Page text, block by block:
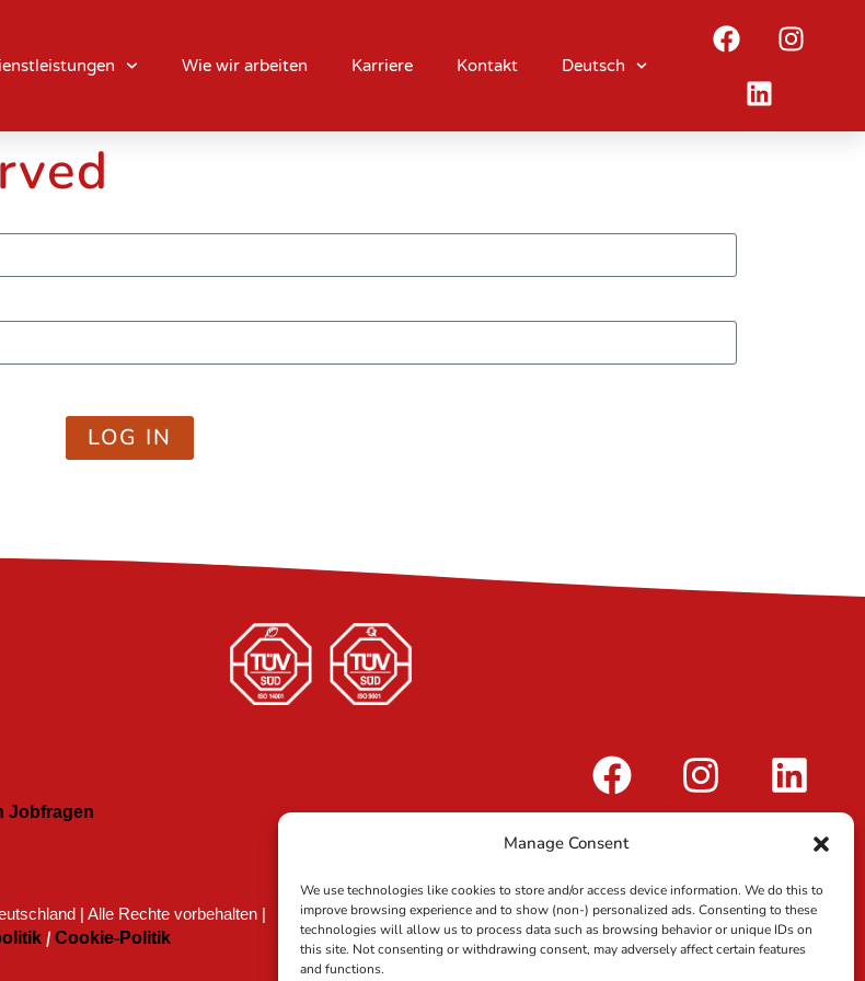
Manage Consent
We use technologies like cookies to store and/or access device information. We do this to
improve browsing experience and to show (non-) personalized ads. Consenting to these
technologies will allow us to process data such as browsing behavior or unique IDs on
this site. Not consenting or withdrawing consent, may adversely affect certain features
and functions.
Wie wir arbeiten Karriere Kontakt Deutsch
LOG IN
Jobfragen
| Alle Rechte vorbehalten |
|Cookie-Politik